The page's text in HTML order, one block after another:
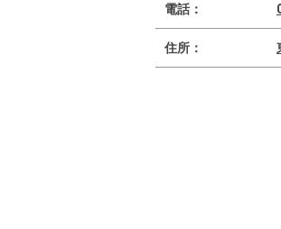
電話：
住所：